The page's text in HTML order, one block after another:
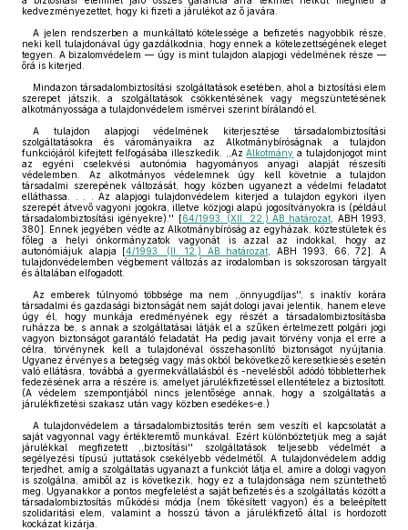
kedvezményezettet, hogy ki fizeti a járulékot az ő javára.
A jelen rendszerben a munkáltató kötelessége a befizetés nagyobbik része,
neki kell tulajdonával úgy gazdálkodnia, hogy ennek a kötelezettségének eleget
tegyen. A bizalomvédelem — úgy is mint tulajdon alapjogi védelmének része —
őrá is kiterjed.
Mindazon társadalombiztosítási szolgáltatások esetében, ahol a biztosítási elem
szerepet játszik, a szolgáltatások csökkentésének vagy megszüntetésének
alkotmányossága a tulajdonvédelem ismérvei szerint bírálandó el.
A tulajdon alapjogi védelmének kiterjesztése társadalombiztosítási
szolgáltatásokra és várományaikra az Alkotmánybíróságnak a tulajdon
funkciójáról kifejtett felfogásába illeszkedik. ,,AzAlkotmány a tulajdonjogot mint
az egyéni cselekvési autonómia hagyományos anyagi alapját részesíti
védelemben. Az alkotmányos védelemnek úgy kell követnie a tulajdon
társadalmi szerepének változását, hogy közben ugyanezt a védelmi feladatot
elláthassa. . . . Az alapjogi tulajdonvédelem kiterjed a tulajdon egykori ilyen
szerepét átvevő vagyoni jogokra, illetve közjogi alapú jogosítványokra is (például
társadalombiztosítási igényekre).'' [64/1993. (XII. 22.) AB határozat , ABH 1993,
380]. Ennek jegyében védte az Alkotmánybíróság az egyházak, köztestületek és
főleg a helyi önkormányzatok vagyonát is azzal az indokkal, hogy az
autonómiájuk alapja [4/1993. (II. 12.) AB határozat , ABH 1993, 66, 72]. A
tulajdonvédelemben végbement változás az irodalomban is sokszorosan tárgyalt
és általában elfogadott.
Az emberek túlnyomó többsége ma nem ,,önnyugdíjas'', s inaktív korára
társadalmi és gazdasági biztonságát nem saját dologi javai jelentik, hanem eleve
úgy él, hogy munkája eredményének egy részét a társadalombiztosításba
ruházza be, s annak a szolgáltatásai látják el a szűken értelmezett polgári jogi
vagyon biztonságot garantáló feladatát. Ha pedig javait törvény vonja el erre a
célra, törvénynek kell a tulajdonéval összehasonlító biztonságot nyújtania.
Ugyanez érvényes a betegség vagy más okból bekövetkező keresetkiesés esetén
való ellátásra, továbbá a gyermekvállalásból és -nevelésből adódó többletterhek
fedezésének arra a részére is, amelyet járulékfizetéssel ellentételez a biztosított.
(A védelem szempontjából nincs jelentősége annak, hogy a szolgáltatás a
járulékfizetési szakasz után vagy közben esedékes-e.)
A tulajdonvédelem a társadalombiztosítás terén sem veszíti el kapcsolatát a
saját vagyonnal vagy értékteremtő munkával. Ezért különböztetjük meg a saját
járulékkal megfizetett ,,biztosítási'' szolgáltatások teljesebb védelmét a
segélyezési típusú juttatások csekélyebb védelmétől. A tulajdonvédelem addig
terjedhet, amíg a szolgáltatás ugyanazt a funkciót látja el, amire a dologi vagyon
is szolgálna, amiből az is következik, hogy ez a tulajdonsága nem szüntethető
meg. Ugyanakkor a pontos megfelelést a saját befizetés és a szolgáltatás között a
társadalombiztosítás működési módja (nem tőkésített vagyon) és a beleépített
szolidaritási elem, valamint a hosszú távon a járulékfizető által is hordozott
kockázat kizárja.